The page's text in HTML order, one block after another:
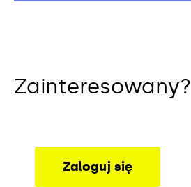
Zainteresowany?
Zaloguj się